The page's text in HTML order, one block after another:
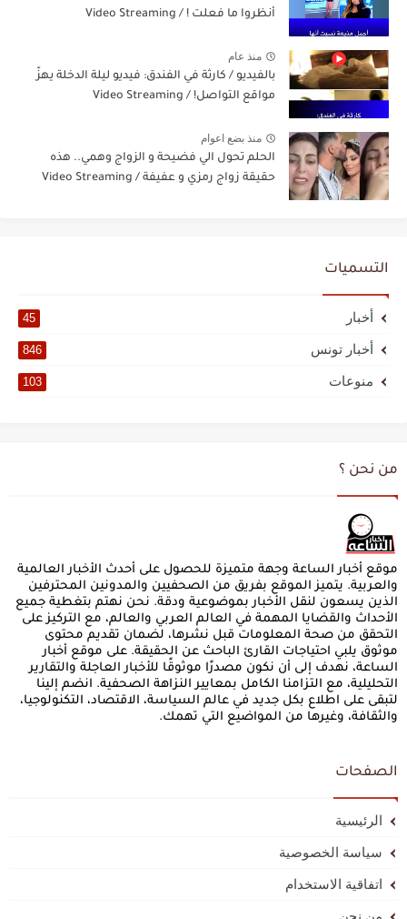
أنظروا ما فعلت ! / Video Streaming
منذ عام
بالفيديو / كارثة في الفندق: فيديو ليلة الدخلة يهزّ
مواقع التواصل! / Video Streaming
منذ بضع اعوام
الحلم تحول الي فضيحة و الزواج وهمي.. هذه
حقيقة زواج رمزي و عفيفة / Video Streaming
التسميات
أخبار 45
أخبار تونس 846
منوعات 103
من نحن ؟
موقع أخبار الساعة وجهة متميزة للحصول على أحدث الأخبار العالمية
والعربية. يتميز الموقع بفريق من الصحفيين والمدونين المحترفين
الذين يسعون لنقل الأخبار بموضوعية ودقة. نحن نهتم بتغطية جميع
الأحداث والقضايا المهمة في العالم العربي والعالم، مع التركيز على
التحقق من صحة المعلومات قبل نشرها، لضمان تقديم محتوى
موثوق يلبي احتياجات القارئ الباحث عن الحقيقة. على موقع أخبار
الساعة، نهدف إلى أن نكون مصدرًا موثوقًا للأخبار العاجلة والتقارير
التحليلية، مع التزامنا الكامل بمعايير النزاهة الصحفية. انضم إلينا
لتبقى على اطلاع بكل جديد في عالم السياسة، الاقتصاد، التكنولوجيا،
والثقافة، وغيرها من المواضيع التي تهمك.
الصفحات
الرئيسية
سياسة الخصوصية
اتفاقية الاستخدام
من نحن